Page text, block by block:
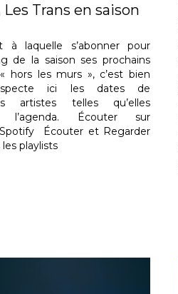
Les Trans en saison
à laquelle s’abonner pour
de la saison ses prochains
hors les murs », c’est bien
ici les dates de
artistes telles qu’elles
l’agenda. Écouter sur
Écouter et Regarder
playlists